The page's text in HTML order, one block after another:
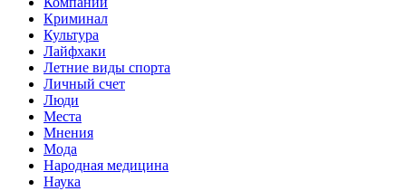
Криминал
Культура
Лайфхаки
Летние виды спорта
Личный счет
Люди
Места
Мнения
Мода
Народная медицина
Наука